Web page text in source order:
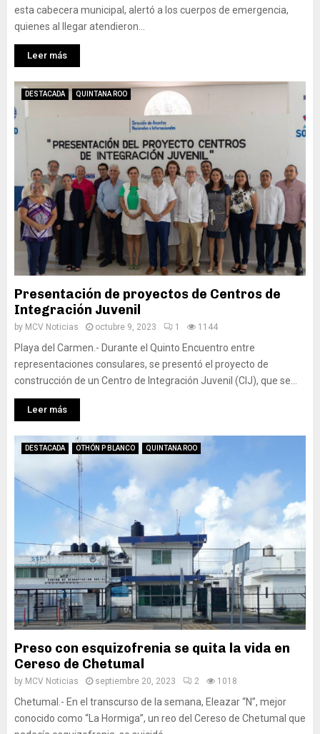
esta cabecera municipal, alertó a los cuerpos de emergencia,
quienes al llegar atendieron...
Leer más
DESTACADA QUINTANA ROO
Presentación de proyectos de Centros de
Integración Juvenil
by MCV Noticias octubre 9, 2023 1 1144
Playa del Carmen.- Durante el Quinto Encuentro entre
representaciones consulares, se presentó el proyecto de
construcción de un Centro de Integración Juvenil (CIJ), que se...
Leer más
DESTACADA OTHÓN P BLANCO QUINTANA ROO
Preso con esquizofrenia se quita la vida en
Cereso de Chetumal
by MCV Noticias septiembre 20, 2023 2 1018
Chetumal.- En el transcurso de la semana, Eleazar “N”, mejor
conocido como “La Hormiga”, un reo del Cereso de Chetumal que